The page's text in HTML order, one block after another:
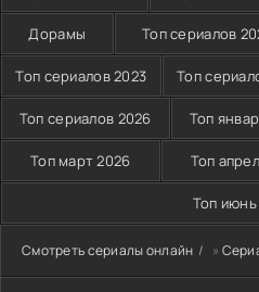
Дорамы Топ сериалов
Топ сериалов 2023 Топ
Топ сериалов 2026 Топ
Топ март 2026 Топ
Топ
Смотреть сериалы онлайн »